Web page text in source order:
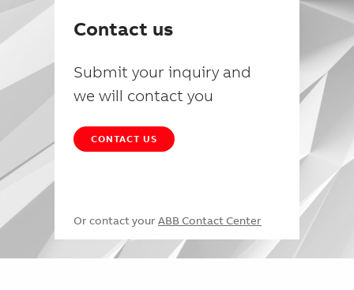
Contact us
Submit your inquiry and
we will contact you
CONTACT US
Or contact your ABB Contact Center